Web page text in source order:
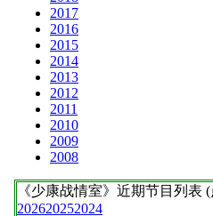
2017
2016
2015
2014
2013
2012
2011
2010
2009
2008
《少康战情室》 近期节目列表
202620252024